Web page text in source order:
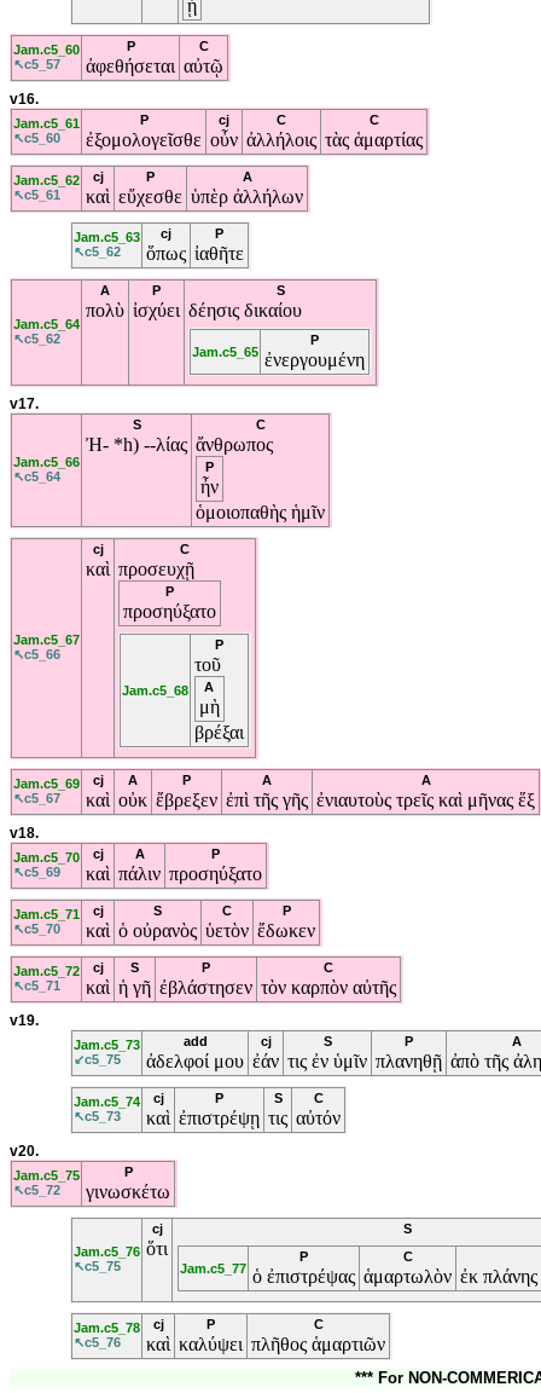
ᾖ
Jam.c5_60
↖c5_57
P
ἀφεθήσεται
C
αὐτῷ
v16.
Jam.c5_61
↖c5_60
P
ἐξομολογεῖσθε
cj
οὖν
C
ἀλλήλοις
C
τὰς ἁμαρτίας
Jam.c5_62
↖c5_61
cj
καὶ
P
εὔχεσθε
A
ὑπὲρ ἀλλήλων
Jam.c5_63
↖c5_62
cj
ὅπως
P
ἰαθῆτε
Jam.c5_64
↖c5_62
A
πολὺ
P
ἰσχύει
S
δέησις δικαίου
Jam.c5_65
P
ἐνεργουμένη
v17.
Jam.c5_66
↖c5_64
S
Ἠ- *h) --λίας
C
ἄνθρωπος
P
ἦν
ὁμοιοπαθὴς ἡμῖν
Jam.c5_67
↖c5_66
cj
καὶ
C
προσευχῇ
P
προσηύξατο
Jam.c5_68
P
τοῦ
A
μὴ
βρέξαι
Jam.c5_69
↖c5_67
cj
καὶ
A
οὐκ
P
ἔβρεξεν
A
ἐπὶ τῆς γῆς
A
ἐνιαυτοὺς τρεῖς καὶ μῆνας ἕξ
v18.
Jam.c5_70
↖c5_69
cj
καὶ
A
πάλιν
P
προσηύξατο
Jam.c5_71
↖c5_70
cj
καὶ
S
ὁ οὐρανὸς
C
ὑετὸν
P
ἔδωκεν
Jam.c5_72
↖c5_71
cj
καὶ
S
ἡ γῆ
P
ἐβλάστησεν
C
τὸν καρπὸν αὐτῆς
v19.
Jam.c5_73
↙c5_75
add
ἀδελφοί μου
cj
ἐάν
S
τις ἐν ὑμῖν
P
πλανηθῇ
A
ἀπὸ τῆς
Jam.c5_74
↖c5_73
cj
καὶ
P
ἐπιστρέψῃ
S
τις
C
αὐτόν
v20.
Jam.c5_75
↖c5_72
P
γινωσκέτω
Jam.c5_76
↖c5_75
cj
ὅτι
S
Jam.c5_77
P
ὁ ἐπιστρέψας
C
ἁμαρτωλὸν ἐκ πλάνης
Jam.c5_78
↖c5_76
cj
καὶ
P
καλύψει
C
πλῆθος ἁμαρτιῶν
*** For NON-